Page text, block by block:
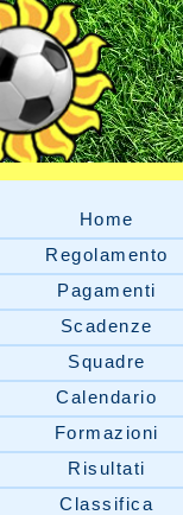
Home
Regolamento
Pagamenti
Scadenze
Squadre
Calendario
Formazioni
Risultati
Classifica